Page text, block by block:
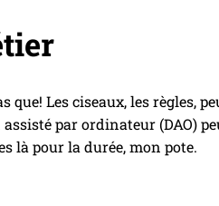
que! Les ciseaux, les
par ordinateur (DAO)
là pour la durée, mon pote.